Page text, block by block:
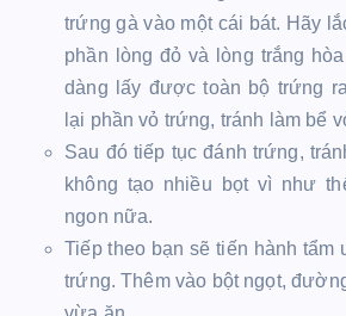
trứng gà vào một cái bát. Hãy
phần lòng đỏ và lòng trắng
dàng lấy được toàn bộ trứng
lại phần vỏ trứng, tránh làm bể
Sau đó tiếp tục đánh trứng,
không tạo nhiều bọt vì như
ngon nữa.
Tiếp theo bạn sẽ tiến hành tẩm
trứng. Thêm vào bột ngọt,